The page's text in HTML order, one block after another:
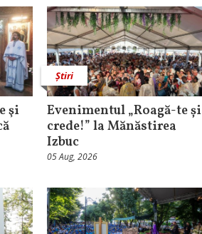
şi
Știri
Evenimentul „Roagă-te și
crede!” la Mănăstirea
Izbuc
05 Aug, 2026